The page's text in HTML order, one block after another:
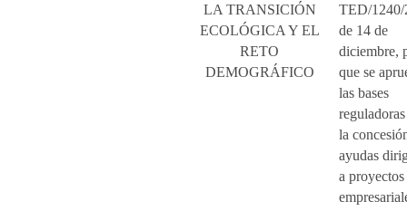
LA TRANSICIÓN
ECOLÓGICA Y EL
RETO
DEMOGRÁFICO
TED/1240/
de 14 de
diciembre,
que se
las bases
la
ayudas
a proyectos